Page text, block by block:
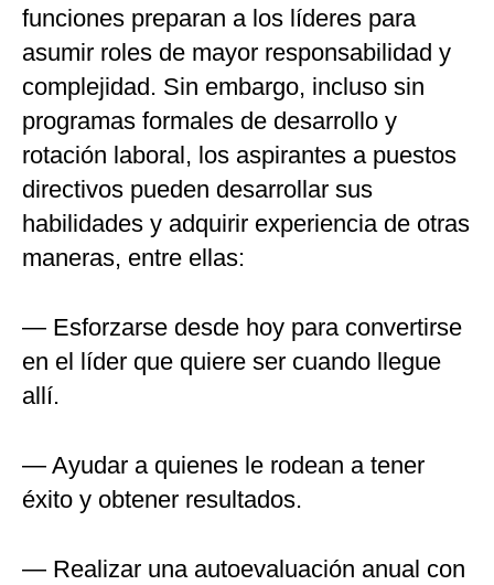
funciones preparan a los líderes para
asumir roles de mayor responsabilidad y
complejidad. Sin embargo, incluso sin
programas formales de desarrollo y
rotación laboral, los aspirantes a puestos
directivos pueden desarrollar sus
habilidades y adquirir experiencia de otras
maneras, entre ellas:
— Esforzarse desde hoy para convertirse
en el líder que quiere ser cuando llegue
allí.
— Ayudar a quienes le rodean a tener
éxito y obtener resultados.
— Realizar una autoevaluación anual con